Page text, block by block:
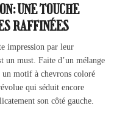
UNE TOUCHE
RAFFINÉES
impression par leur
un must. Faite d’un mélange
un motif à chevrons coloré
qui séduit encore
son côté gauche.